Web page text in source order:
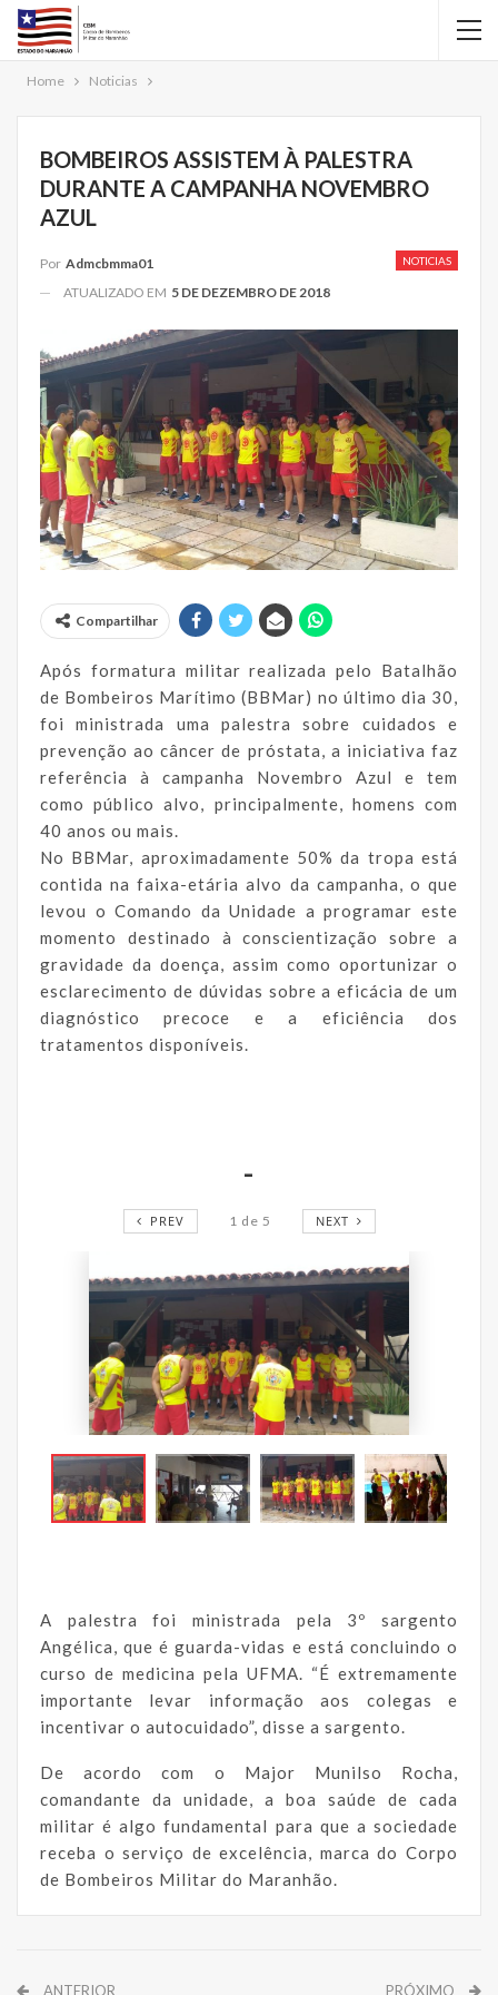
Home Noticias
BOMBEIROS ASSISTEM À PALESTRA
DURANTE A CAMPANHA NOVEMBRO
AZUL
NOTICIAS
Por Admcbmma01
ATUALIZADO EM 5 DE DEZEMBRO DE 2018
Compartilhar
Após formatura militar realizada pelo Batalhão
de Bombeiros Marítimo (BBMar) no último dia 30,
foi ministrada uma palestra sobre cuidados e
prevenção ao câncer de próstata, a iniciativa faz
referência à campanha Novembro Azul e tem
como público alvo, principalmente, homens com
40 anos ou mais.
No BBMar, aproximadamente 50% da tropa está
contida na faixa-etária alvo da campanha, o que
levou o Comando da Unidade a programar este
momento destinado à conscientização sobre a
gravidade da doença, assim como oportunizar o
esclarecimento de dúvidas sobre a eficácia de um
diagnóstico precoce e a eficiência dos
tratamentos disponíveis.
-
PREV 1 de 5 NEXT
A palestra foi ministrada pela 3º sargento
Angélica, que é guarda-vidas e está concluindo o
curso de medicina pela UFMA. “É extremamente
importante levar informação aos colegas e
incentivar o autocuidado”, disse a sargento.
De acordo com o Major Munilso Rocha,
comandante da unidade, a boa saúde de cada
militar é algo fundamental para que a sociedade
receba o serviço de excelência, marca do Corpo
de Bombeiros Militar do Maranhão.
ANTERIOR PRÓXIMO